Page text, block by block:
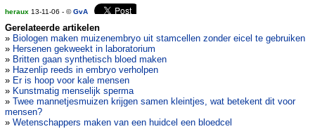
heraux 13-11-06 - ©GvA
Gerelateerde artikelen
» Biologen maken muizenembryo uit stamcellen zonder eicel te gebruiken
» Hersenen gekweekt in laboratorium
» Britten gaan synthetisch bloed maken
» Hazenlip reeds in embryo verholpen
» Er is hoop voor kale mensen
» Kunstmatig menselijk sperma
» Twee mannetjesmuizen krijgen samen kleintjes, wat betekent dit voor
mensen?
» Wetenschappers maken van een huidcel een bloedcel